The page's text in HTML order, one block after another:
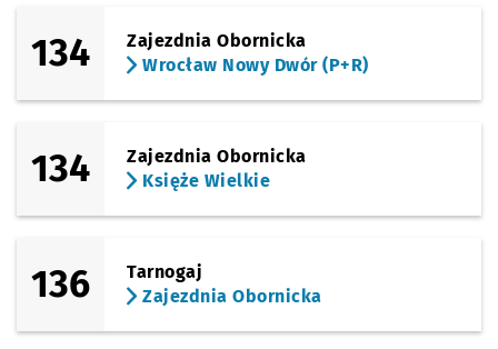
134
Zajezdnia Obornicka
Wrocław Nowy Dwór (P+R)
134
Zajezdnia Obornicka
Księże Wielkie
136
Tarnogaj
Zajezdnia Obornicka